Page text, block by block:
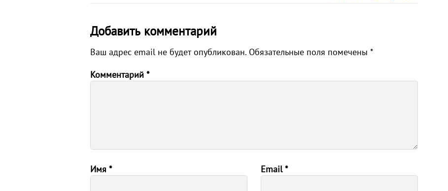
Добавить комментарий
Ваш адрес email не будет опубликован. Обязательные поля помечены *
Комментарий *
Имя * Email*